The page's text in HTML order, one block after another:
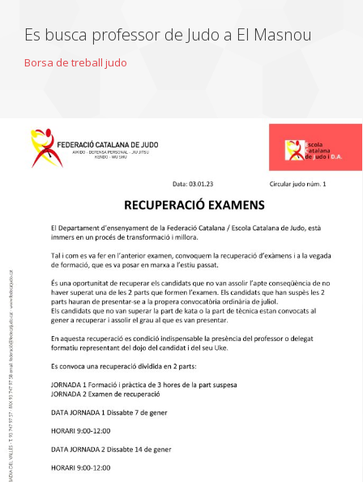
Es busca professor de Judo a El Masnou
Borsa de treball judo